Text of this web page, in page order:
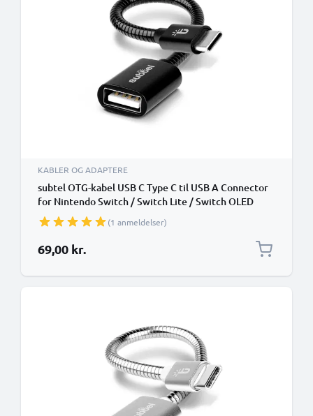
KABLER OG ADAPTERE
subtel OTG-kabel USB C Type C til USB A Connector
for Nintendo Switch / Switch Lite / Switch OLED
OTG 2.0 Adapter(1 anmeldelser)
69,00 kr.